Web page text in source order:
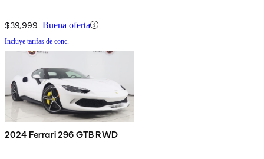
$39,999 Buena oferta
Incluye tarifas de conc.
2024 Ferrari 296 GTB RWD